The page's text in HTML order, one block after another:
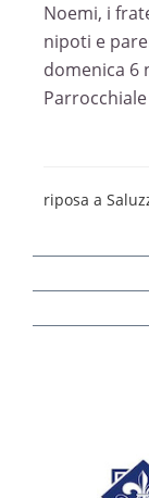
Noemi, i
nipoti e
domenica 6
riposa a